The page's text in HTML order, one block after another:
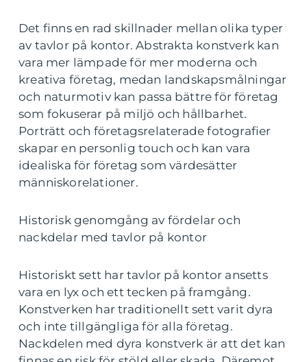
Det finns en rad skillnader mellan olika typer
av tavlor på kontor. Abstrakta konstverk kan
vara mer lämpade för mer moderna och
kreativa företag, medan landskapsmålningar
och naturmotiv kan passa bättre för företag
som fokuserar på miljö och hållbarhet.
Porträtt och företagsrelaterade fotografier
skapar en personlig touch och kan vara
idealiska för företag som värdesätter
människorelationer.
Historisk genomgång av fördelar och
nackdelar med tavlor på kontor
Historiskt sett har tavlor på kontor ansetts
vara en lyx och ett tecken på framgång.
Konstverken har traditionellt sett varit dyra
och inte tillgängliga för alla företag.
Nackdelen med dyra konstverk är att det kan